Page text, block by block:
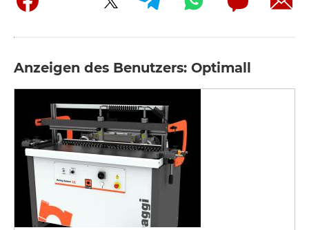
Anzeigen des Benutzers: Optimall